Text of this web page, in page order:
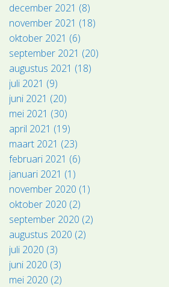
december 2021 (8)
november 2021 (18)
oktober 2021 (6)
september 2021 (20)
augustus 2021 (18)
juli 2021 (9)
juni 2021 (20)
mei 2021 (30)
april 2021 (19)
maart 2021 (23)
februari 2021 (6)
januari 2021 (1)
november 2020 (1)
oktober 2020 (2)
september 2020 (2)
augustus 2020 (2)
juli 2020 (3)
juni 2020 (3)
mei 2020 (2)